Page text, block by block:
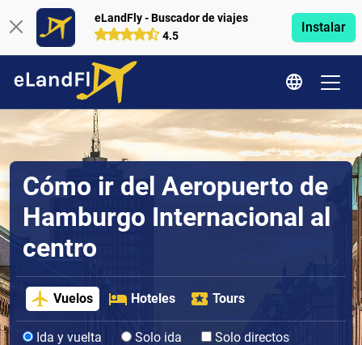
eLandFly - Buscador de viajes
4.5
Instalar
Cómo ir del Aeropuerto de
Hamburgo Internacional al
centro
Vuelos Hoteles Tours
Ida y vuelta Solo ida
Solo directos